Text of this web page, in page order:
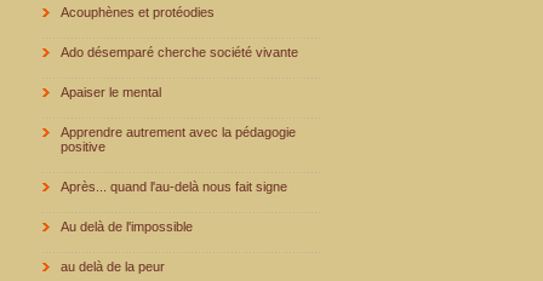
Acouphènes et protéodies
Ado désemparé cherche société vivante
Apaiser le mental
Apprendre autrement avec la pédagogie
positive
Après... quand l'au-delà nous fait signe
Au delà de l'impossible
au delà de la peur